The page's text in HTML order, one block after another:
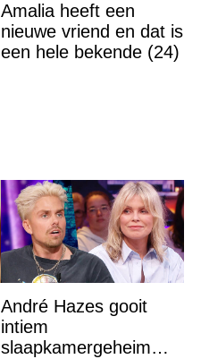
Amalia heeft een
nieuwe vriend en dat is
een hele bekende (24)
André Hazes gooit
intiem
slaapkamergeheim